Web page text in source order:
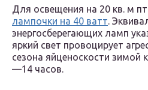
Для освещения на 20 кв. м
лампочки на 40 ватт.
энергосберегающих ламп
яркий свет провоцирует
сезона яйценоскости зимой
—14 часов.